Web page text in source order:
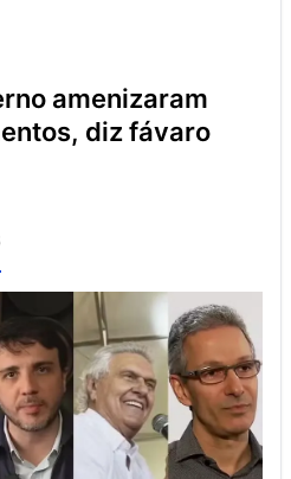
diz fávaro